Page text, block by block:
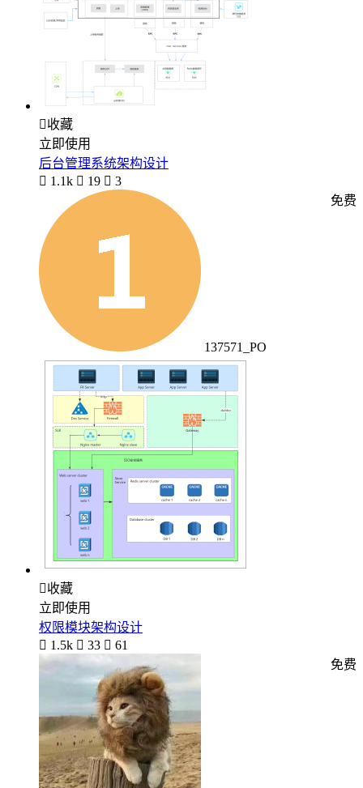
收藏
立即使用
后台管理系统架构设计
 1.1k  19  3
137571_PO
免费
收藏
立即使用
权限模块架构设计
 1.5k  33  61
免费